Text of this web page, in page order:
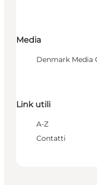
Media
Denmark Media
Link utili
A-Z
Contatti